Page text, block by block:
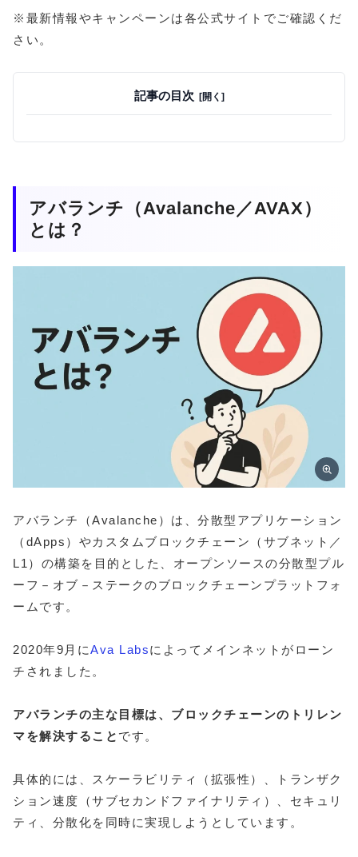
※最新情報やキャンペーンは各公式サイトでご確認くだ
さい。
記事の目次
アバランチ（Avalanche／AVAX）
とは？
アバランチ（Avalanche）は、分散型アプリケーション
（dApps）やカスタムブロックチェーン（サブネット／
L1）の構築を目的とした、オープンソースの分散型プル
ーフ－オブ－ステークのブロックチェーンプラットフォ
ームです。
2020年9月にAva Labsによってメインネットがローン
チされました。
アバランチの主な目標は、ブロックチェーンのトリレン
マを解決すること です。
具体的には、スケーラビリティ（拡張性）、トランザク
ション速度（サブセカンドファイナリティ）、セキュリ
ティ、分散化を同時に実現しようとしています。